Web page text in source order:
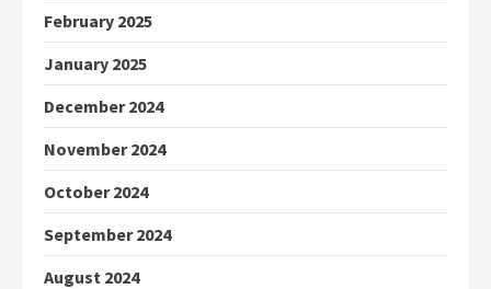
February 2025
January 2025
December 2024
November 2024
October 2024
September 2024
August 2024